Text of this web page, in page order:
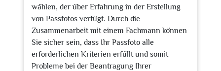
wählen, der über Erfahrung in der Erstellung
von Passfotos verfügt. Durch die
Zusammenarbeit mit einem Fachmann können
Sie sicher sein, dass Ihr Passfoto alle
erforderlichen Kriterien erfüllt und somit
Probleme bei der Beantragung Ihrer